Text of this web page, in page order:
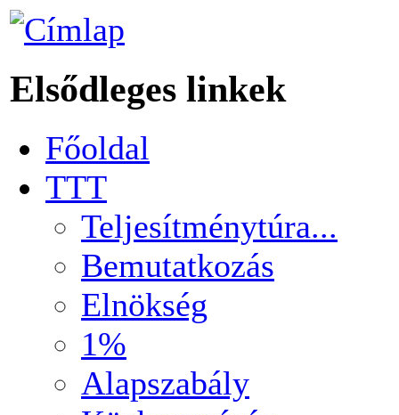
Elsődleges linkek
Főoldal
TTT
Teljesítménytúra...
Bemutatkozás
Elnökség
1%
Alapszabály